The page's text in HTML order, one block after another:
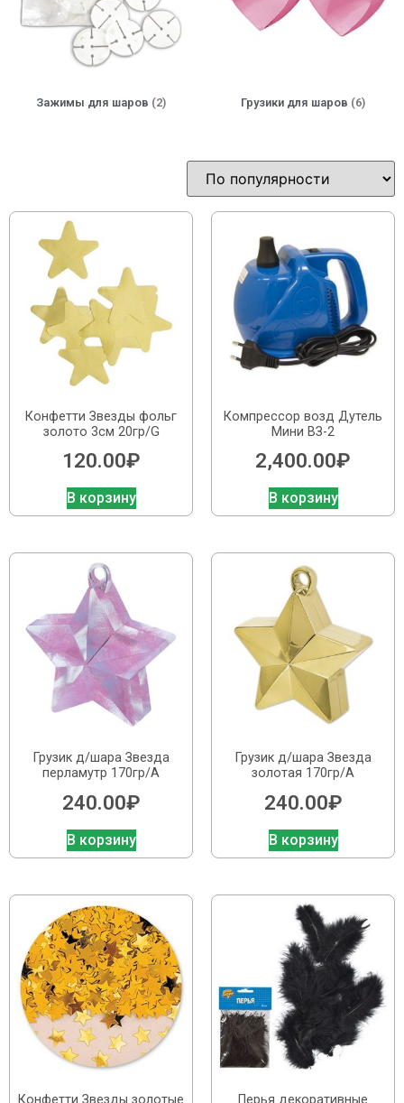
Зажимы для шаров (2) Грузики для шаров (6)
Конфетти Звезды фольг
золото 3см 20гр/G
120.00₽
В корзину
Компрессор возд Дутель
Мини ВЗ-2
2,400.00₽
В корзину
Грузик д/шара Звезда
перламутр 170гр/А
240.00₽
В корзину
Грузик д/шара Звезда
золотая 170гр/A
240.00₽
В корзину
Конфетти Звезды золотые Перья декоративные